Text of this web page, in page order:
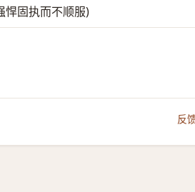
悍固执而不顺服)
反